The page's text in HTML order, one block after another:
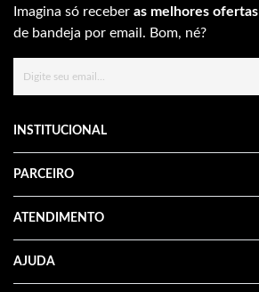
Imagina só receber as melhores ofertas
de bandeja por email. Bom, né?
INSTITUCIONAL
PARCEIRO
ATENDIMENTO
AJUDA